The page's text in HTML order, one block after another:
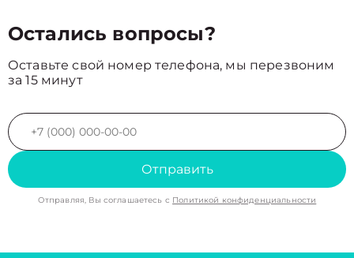
Остались вопросы?
Оставьте свой номер телефона, мы перезвоним
за 15 минут
Отправить
Отправляя, Вы соглашаетесь с Политикой конфиденциальности